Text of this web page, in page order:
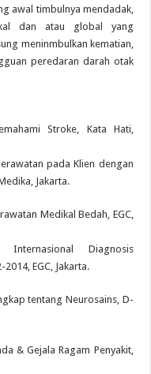
awal timbulnya mendadak,
dan atau global yang
meninmbulkan kematian,
peredaran darah otak
Stroke, Kata Hati,
pada Klien dengan
Jakarta.
Medikal Bedah, EGC,
Diagnosis
EGC, Jakarta.
tentang Neurosains, D-
& Gejala Ragam Penyakit,